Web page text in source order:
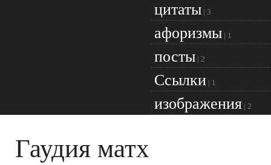
цитаты | 3
афоризмы | 1
посты | 2
Ссылки | 1
изображения | 2
Гаудия матх